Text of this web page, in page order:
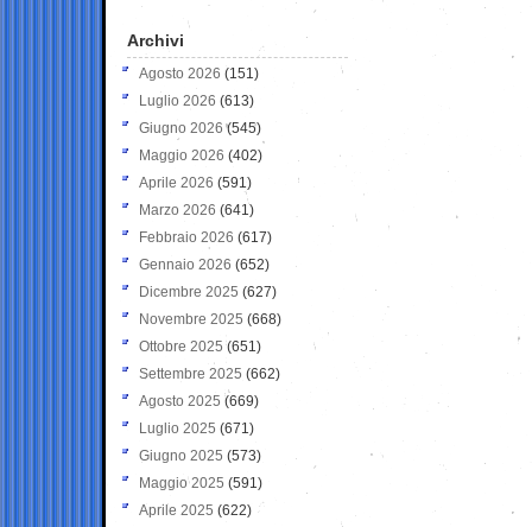
Archivi
Agosto 2026 (151)
Luglio 2026 (613)
Giugno 2026 (545)
Maggio 2026 (402)
Aprile 2026 (591)
Marzo 2026 (641)
Febbraio 2026 (617)
Gennaio 2026 (652)
Dicembre 2025 (627)
Novembre 2025 (668)
Ottobre 2025 (651)
Settembre 2025 (662)
Agosto 2025 (669)
Luglio 2025 (671)
Giugno 2025 (573)
Maggio 2025 (591)
Aprile 2025 (622)